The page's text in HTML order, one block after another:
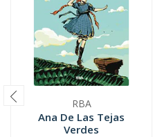
RBA
Ana De Las Tejas
Verdes